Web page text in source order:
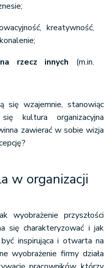
kreatywność,
rzecz innych (m.in.
się wzajemnie, stanowiąc
kultura organizacyjna
zawierać w sobie wizja
w organizacji
przyszłości
się charakteryzować i jak
inspirująca i otwarta na
wyobrażenie firmy działa